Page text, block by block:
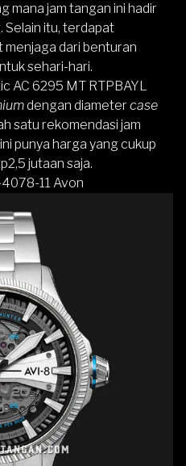
mana jam tangan ini hadir
Selain itu, terdapat
menjaga dari benturan
sehari-hari.
AC 6295 MT RTPBAYL
dengan diameter case
satu rekomendasi jam
punya harga yang cukup
jutaan saja.
11 Avon